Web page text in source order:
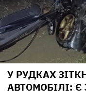
У РУДКАХ
АВТОМОБІЛІ: Є